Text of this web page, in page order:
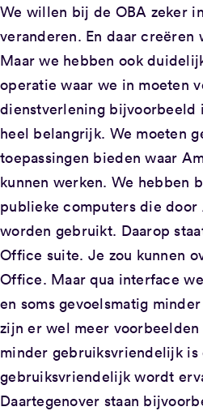
We willen bij de OBA zeker
veranderen. En daar creëren
Maar we hebben ook
operatie waar we in moeten
dienstverlening bijvoorbeeld
heel belangrijk. We moeten
toepassingen bieden waar
kunnen werken. We hebben
publieke computers die door
worden gebruikt. Daarop
Office suite. Je zou kunnen
Office. Maar qua interface
en soms gevoelsmatig
zijn er wel meer
minder gebruiksvriendelijk is
gebruiksvriendelijk wordt
Daartegenover staan